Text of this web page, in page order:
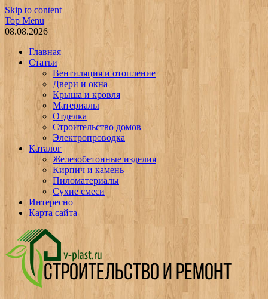
Skip to content
Top Menu
08.08.2026
Главная
Статьи
Вентиляция и отопление
Двери и окна
Крыша и кровля
Материалы
Отделка
Строительство домов
Электропроводка
Каталог
Железобетонные изделия
Кирпич и камень
Пиломатериалы
Сухие смеси
Интересно
Карта сайта